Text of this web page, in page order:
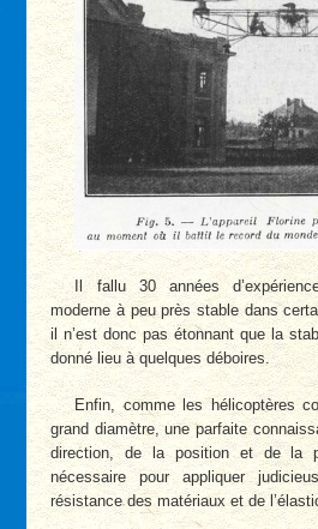
Il fallu 30 années
moderne à peu près stable dans
il n’est donc pas étonnant que la
donné lieu à quelques déboires.
Enfin, comme les hélicoptères
grand diamètre, une parfaite
direction, de la position et de la
nécessaire pour appliquer
résistance des matériaux et de